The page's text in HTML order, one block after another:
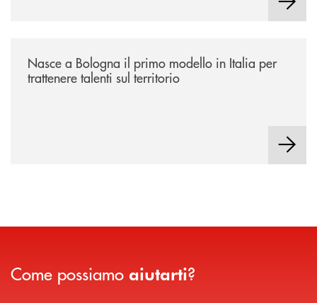
Nasce a Bologna il primo modello in Italia per
trattenere talenti sul territorio
Come possiamo aiutarti?